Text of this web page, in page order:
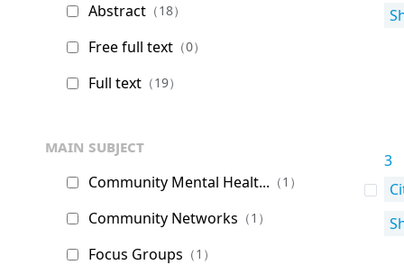
Abstract （18）
Free full text （0）
Full text （19）
main subject
Community Mental Healt... （1）
Community Networks （1）
Focus Groups （1）
3